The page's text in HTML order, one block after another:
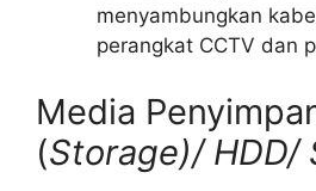
menyambungkan
perangkat CCTV dan
Media
(Storage)/ HDD/